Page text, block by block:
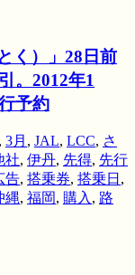
く）」28日前
。2012年1
予約
, 3月 , JAL, LCC, さ
社, 伊丹, 先得, 先行
告, 搭乗券, 搭乗日 ,
縄, 福岡, 購入 , 路